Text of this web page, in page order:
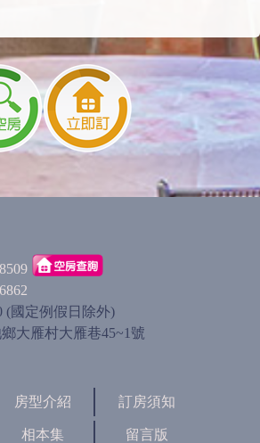
(國定例假日除外)
大雁村大雁巷45~1號
房型介紹 訂房須知
相本集 留言版